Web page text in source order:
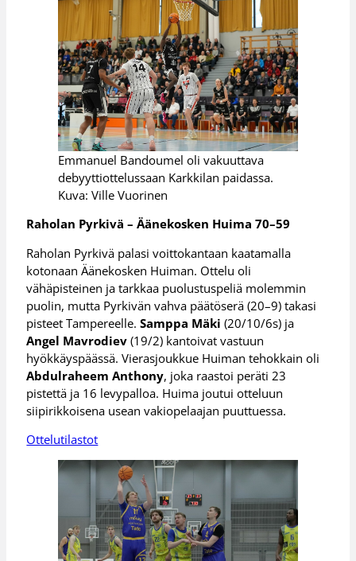
Emmanuel Bandoumel oli vakuuttava
debyyttiottelussaan Karkkilan paidassa.
Kuva: Ville Vuorinen
Raholan Pyrkivä – Äänekosken Huima 70–59
Raholan Pyrkivä palasi voittokantaan kaatamalla
kotonaan Äänekosken Huiman. Ottelu oli
vähäpisteinen ja tarkkaa puolustuspeliä molemmin
puolin, mutta Pyrkivän vahva päätöserä (20–9) takasi
pisteet Tampereelle.Samppa Mäki(20/10/6s) ja
Angel Mavrodiev (19/2) kantoivat vastuun
hyökkäyspäässä. Vierasjoukkue Huiman tehokkain oli
Abdulraheem Anthony, joka raastoi peräti 23
pistettä ja 16 levypalloa. Huima joutui otteluun
siipirikkoisena usean vakiopelaajan puuttuessa.
Ottelutilastot